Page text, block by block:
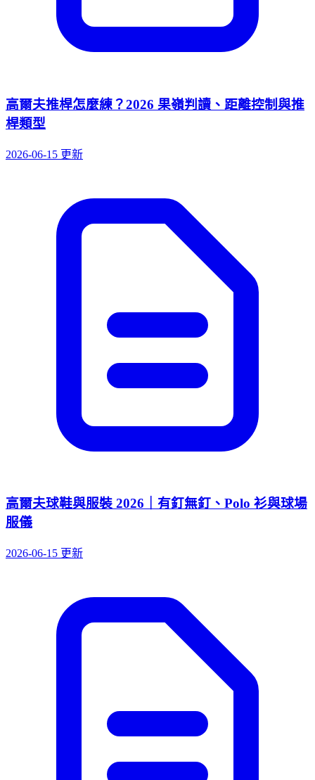
高爾夫推桿怎麼練？2026 果嶺判讀、距離控制與推
桿類型
2026-06-15 更新
高爾夫球鞋與服裝 2026｜有釘無釘、Polo 衫與球場
服儀
2026-06-15 更新